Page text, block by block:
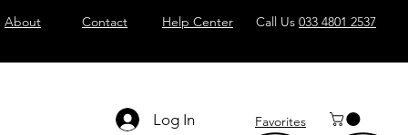
About Contact Help Center Call Us 033 4801 2537
Log In Favorites